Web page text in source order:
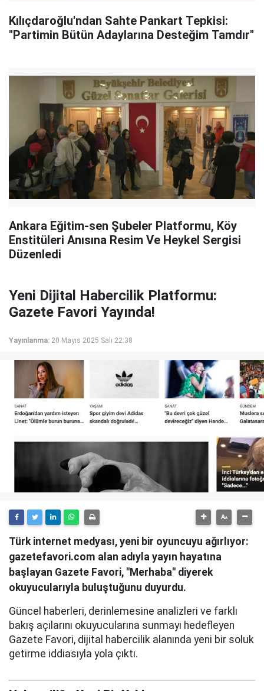
Kılıçdaroğlu'ndan Sahte Pankart Tepkisi:
"Partimin Bütün Adaylarına Desteğim Tamdır"
Ankara Eğitim-sen Şubeler Platformu, Köy
Enstitüleri Anısına Resim Ve Heykel Sergisi
Düzenledi
Yeni Dijital Habercilik Platformu:
Gazete Favori Yayında!
Yayınlanma: 20 Mayıs 2025 Salı 22:38
Türk internet medyası, yeni bir oyuncuyu ağırlıyor:
gazetefavori.com alan adıyla yayın hayatına
başlayan Gazete Favori, "Merhaba" diyerek
okuyucularıyla buluştuğunu duyurdu.
Güncel haberleri, derinlemesine analizleri ve farklı
bakış açılarını okuyucularına sunmayı hedefleyen
Gazete Favori, dijital habercilik alanında yeni bir soluk
getirme iddiasıyla yola çıktı.